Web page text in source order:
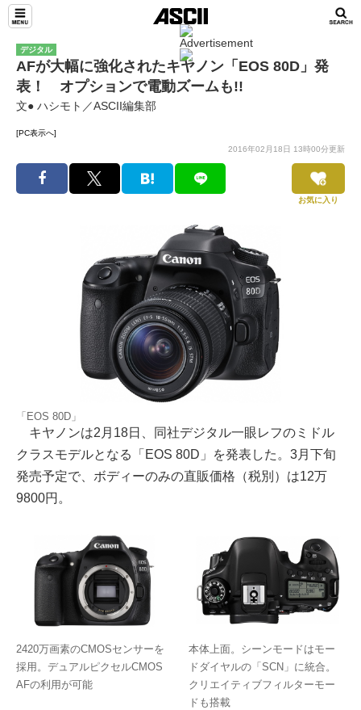
デジタル
AFが大幅に強化されたキヤノン「EOS 80D」発
表！ オプションで電動ズームも!!
文● ハシモト／ASCII編集部
[PC表示へ]
2016年02月18日 13時00分更新
お気に入り
「EOS 80D」
キヤノンは2月18日、同社デジタル一眼レフのミドル
クラスモデルとなる「EOS 80D」を発表した。3月下旬
発売予定で、ボディーのみの直販価格（税別）は12万
9800円。
2420万画素のCMOSセンサーを
採用。デュアルピクセルCMOS
AFの利用が可能
本体上面。シーンモードはモー
ドダイヤルの「SCN」に統合。
クリエイティブフィルターモー
ドも搭載